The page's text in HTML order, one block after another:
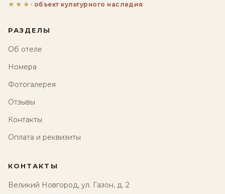
★★★ · объект культурного наследия
РАЗДЕЛЫ
Об отеле
Номера
Фотогалерея
Отзывы
Контакты
Оплата и реквизиты
КОНТАКТЫ
Великий Новгород, ул. Газон, д. 2